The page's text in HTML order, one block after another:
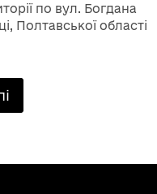
по вул. Богдана
Полтавської області